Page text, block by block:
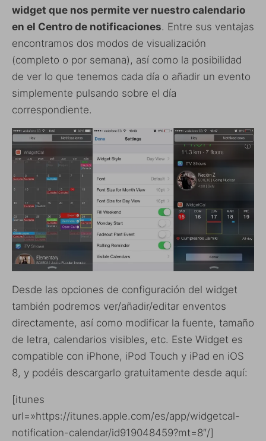
widget que nos permite ver nuestro calendario
en el Centro de notificaciones. Entre sus ventajas
encontramos dos modos de visualización
(completo o por semana), así como la posibilidad
de ver lo que tenemos cada día o añadir un evento
simplemente pulsando sobre el día
correspondiente.
Desde las opciones de configuración del widget
también podremos ver/añadir/editar enventos
directamente, así como modificar la fuente, tamaño
de letra, calendarios visibles, etc. Este Widget es
compatible con iPhone, iPod Touch y iPad en iOS
8, y podéis descargarlo gratuitamente desde aquí:
[itunes
url=»https://itunes.apple.com/es/app/widgetcal-
notification-calendar/id919048459?mt=8″/]